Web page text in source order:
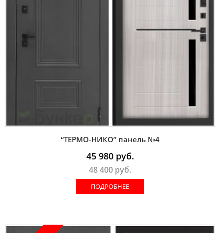
“ТЕРМО-НИКО” панель №4
45 980руб.
48 400руб.
ПОДРОБНЕЕ